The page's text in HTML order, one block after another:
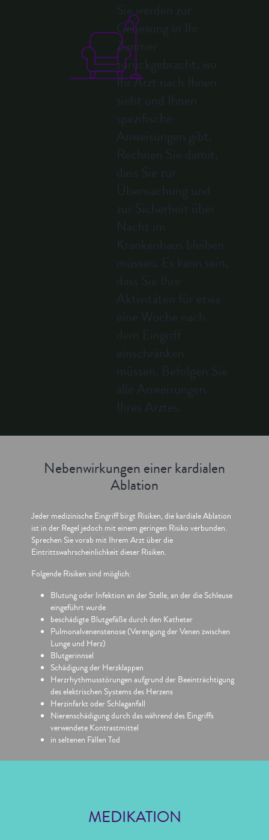
Sie werden zur
Genesung in Ihr
Zimmer
zurückgebracht, wo
Ihr Arzt nach Ihnen
sieht und Ihnen
spezifische
Anweisungen gibt.
Rechnen Sie damit,
dass Sie zur
Überwachung und
zur Sicherheit über
Nacht im
Krankenhaus bleiben
müssen. Es kann sein,
dass Sie Ihre
Aktivitäten für etwa
eine Woche nach
dem Eingriff
einschränken
müssen. Befolgen Sie
alle Anweisungen
Ihres Arztes.
Nebenwirkungen einer kardialen
Ablation
Jeder medizinische Eingriff birgt Risiken, die kardiale Ablation
ist in der Regel jedoch mit einem geringen Risiko verbunden.
Sprechen Sie vorab mit Ihrem Arzt über die
Eintrittswahrscheinlichkeit dieser Risiken.
Folgende Risiken sind möglich:
Blutung oder Infektion an der Stelle, an der die Schleuse
eingeführt wurde
beschädigte Blutgefäße durch den Katheter
Pulmonalvenenstenose (Verengung der Venen zwischen
Lunge und Herz)
Blutgerinnsel
Schädigung der Herzklappen
Herzrhythmusstörungen aufgrund der Beeinträchtigung
des elektrischen Systems des Herzens
Herzinfarkt oder Schlaganfall
Nierenschädigung durch das während des Eingriffs
verwendete Kontrastmittel
in seltenen Fällen Tod
MEDIKATION